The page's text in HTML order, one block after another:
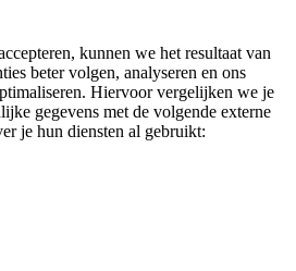
kunnen we het resultaat van
beter volgen, analyseren en ons
Hiervoor vergelijken we je
gegevens met de volgende externe
je hun diensten al gebruikt: